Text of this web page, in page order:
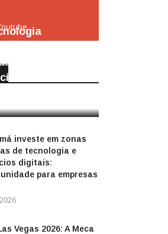
–
China
investe em zonas
de tecnologia e
digitais:
para empresas
Vegas 2026: A Meca